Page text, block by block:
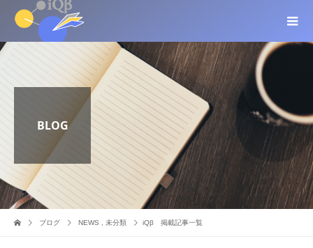
BLOG
ブログ NEWS 未分類 iQβ 掲載記事一覧